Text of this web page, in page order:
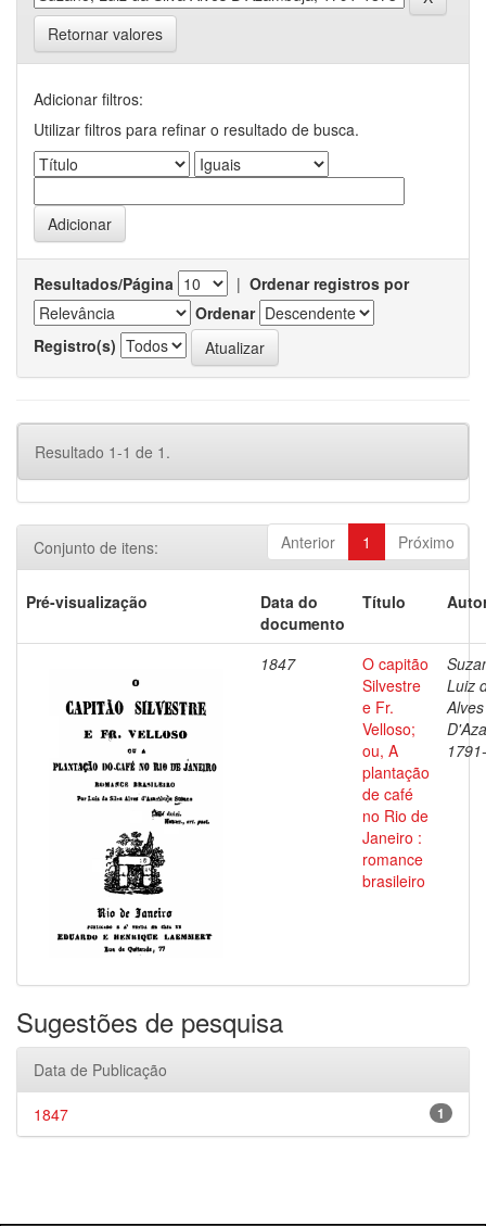
Retornar valores
Adicionar filtros:
Utilizar filtros para refinar o resultado de busca.
Resultados/Página | Ordenar registros por
Ordenar
Registro(s)
Resultado 1-1 de 1.
Anterior 1 Próximo
Conjunto de itens:
Pré-visualização
Data do
documento
Título
1847
O capitão
Silvestre
e Fr.
Velloso;
ou, A
plantação
de café
no Rio de
Janeiro :
romance
brasileiro
Luiz
Alves
Sugestões de pesquisa
Data de Publicação
1
1847